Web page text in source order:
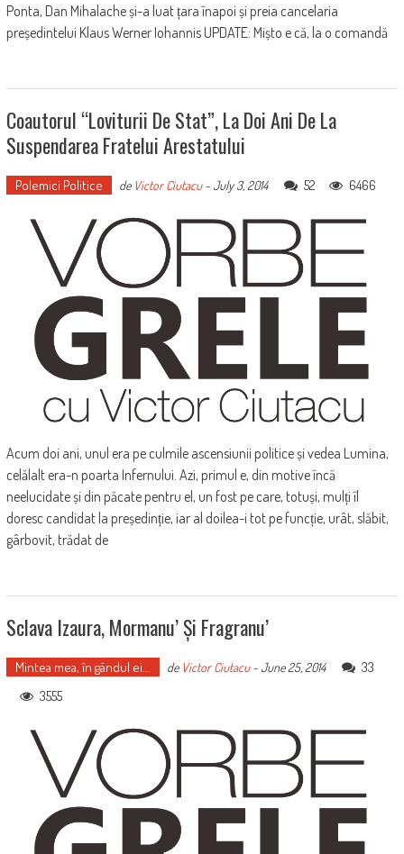
Ponta, Dan Mihalache și-a luat țara înapoi și preia cancelaria
președintelui Klaus Werner Iohannis UPDATE: Mișto e că, la o comandă
Coautorul “loviturii De Stat”, La Doi Ani De La
Suspendarea Fratelui Arestatului
Polemici Politice de Victor Ciutacu-July 3, 2014 52 6466
Acum doi ani, unul era pe culmile ascensiunii politice și vedea Lumina,
celălalt era-n poarta Infernului. Azi, primul e, din motive încă
neelucidate și din păcate pentru el, un fost pe care, totuși, mulți îl
doresc candidat la președinție, iar al doilea-i tot pe funcție, urât, slăbit,
gârbovit, trădat de
Sclava Izaura, Mormanu’ Și Fragranu’
Mintea mea, în gândul ei... de Victor Ciutacu-June 25, 2014
33
3555